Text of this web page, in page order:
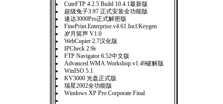
CuteFTP 4.2.5 Build 10.4.1最新版
超级兔子3.97 正式安装全功能版
速达3000Pro正式解密版
FinePrint.Enterprise.v4.61.Incl.Keygen
岁月留声 V1.0
WebCopier 2.7汉化版
IPCheck 2.9e
FTP Navigator 6.52中文版
Advanced.WMA.Workshop.v1.49破解版
WinISO 5.1
KV3000 光盘正式版
瑞星2002全功能版
Windows XP Pro Corporate Final